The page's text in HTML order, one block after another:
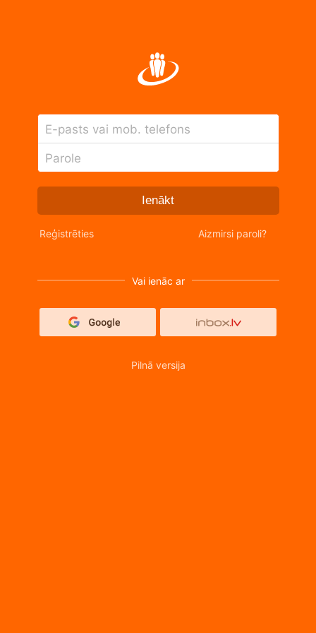
E-pasts vai mob. telefons
Parole
Ienākt
Reģistrēties Aizmirsi paroli?
Vai ienāc ar
Pilnā versija